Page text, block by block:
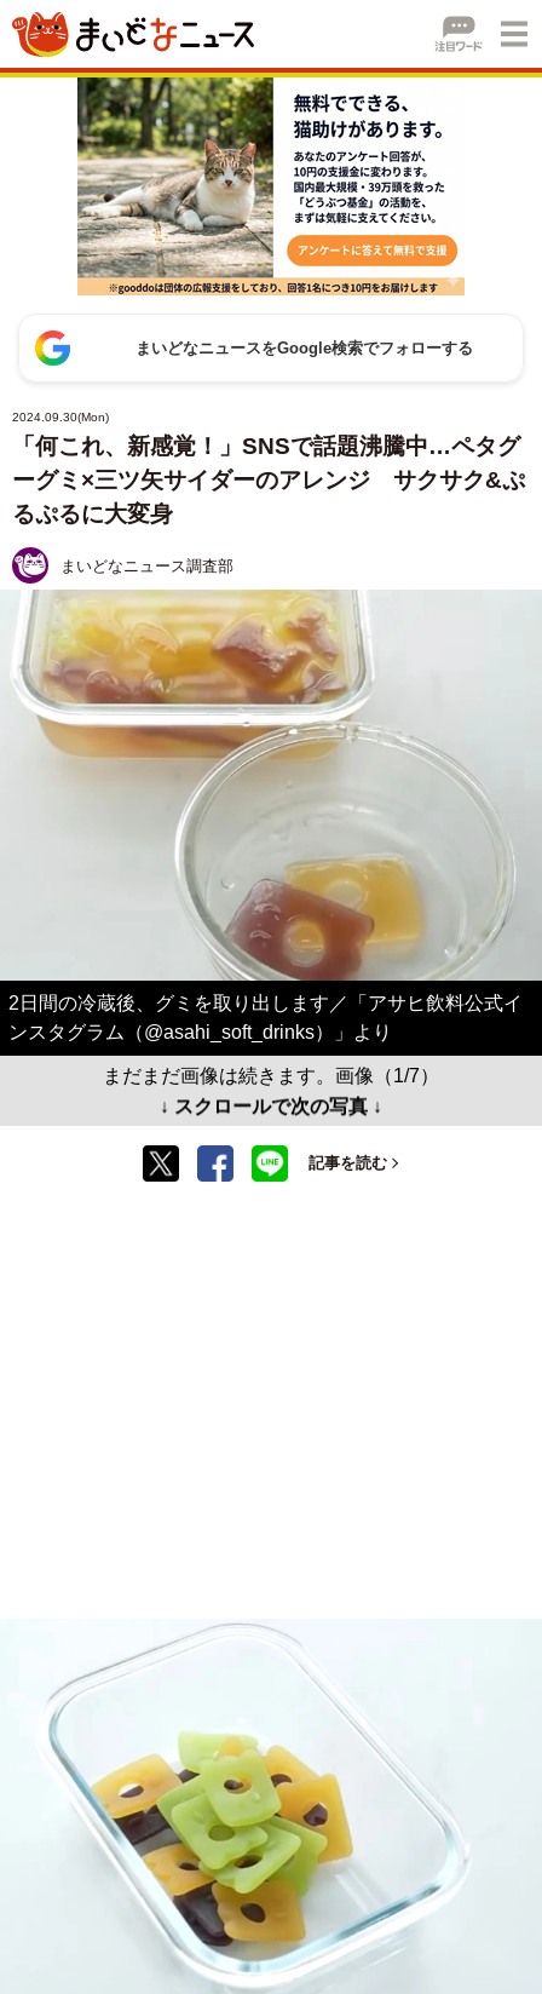
まいどなニュースをGoogle検索でフォローする
2024.09.30(Mon)
「何これ、新感覚！」SNSで話題沸騰中…ペタグ
ーグミ×三ツ矢サイダーのアレンジ サクサク&ぷ
るぷるに大変身
まいどなニュース調査部
2日間の冷蔵後、グミを取り出します／「アサヒ飲料公式イ
ンスタグラム（@asahi_soft_drinks）」より
まだまだ画像は続きます。画像（1/7）
↓ スクロールで次の写真 ↓
記事を読む